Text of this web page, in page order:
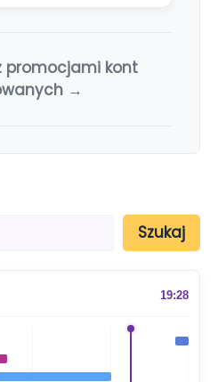
promocjami kont
→
Szukaj
19:28